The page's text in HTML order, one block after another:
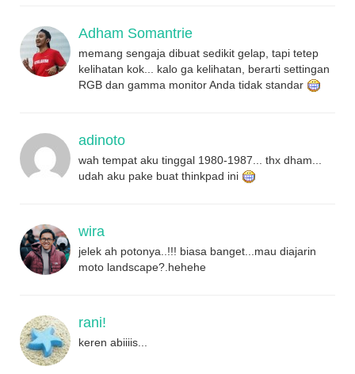
Adham Somantrie
memang sengaja dibuat sedikit gelap, tapi tetep
kelihatan kok... kalo ga kelihatan, berarti settingan
RGB dan gamma monitor Anda tidak standar
adinoto
wah tempat aku tinggal 1980-1987... thx dham...
udah aku pake buat thinkpad ini
wira
jelek ah potonya..!!! biasa banget...mau diajarin
moto landscape?.hehehe
rani!
keren abiiiis...